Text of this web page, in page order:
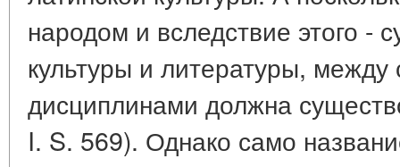
народом и вследствие этого -
культуры и литературы, между
дисциплинами должна
I. S. 569). Однако само